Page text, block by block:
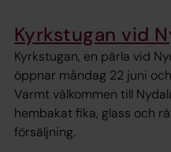
Kyrkstugan vid
Kyrkstugan, en pärla vid
öppnar måndag 22 juni
Varmt välkommen till
hembakat fika, glass och
försäljning.